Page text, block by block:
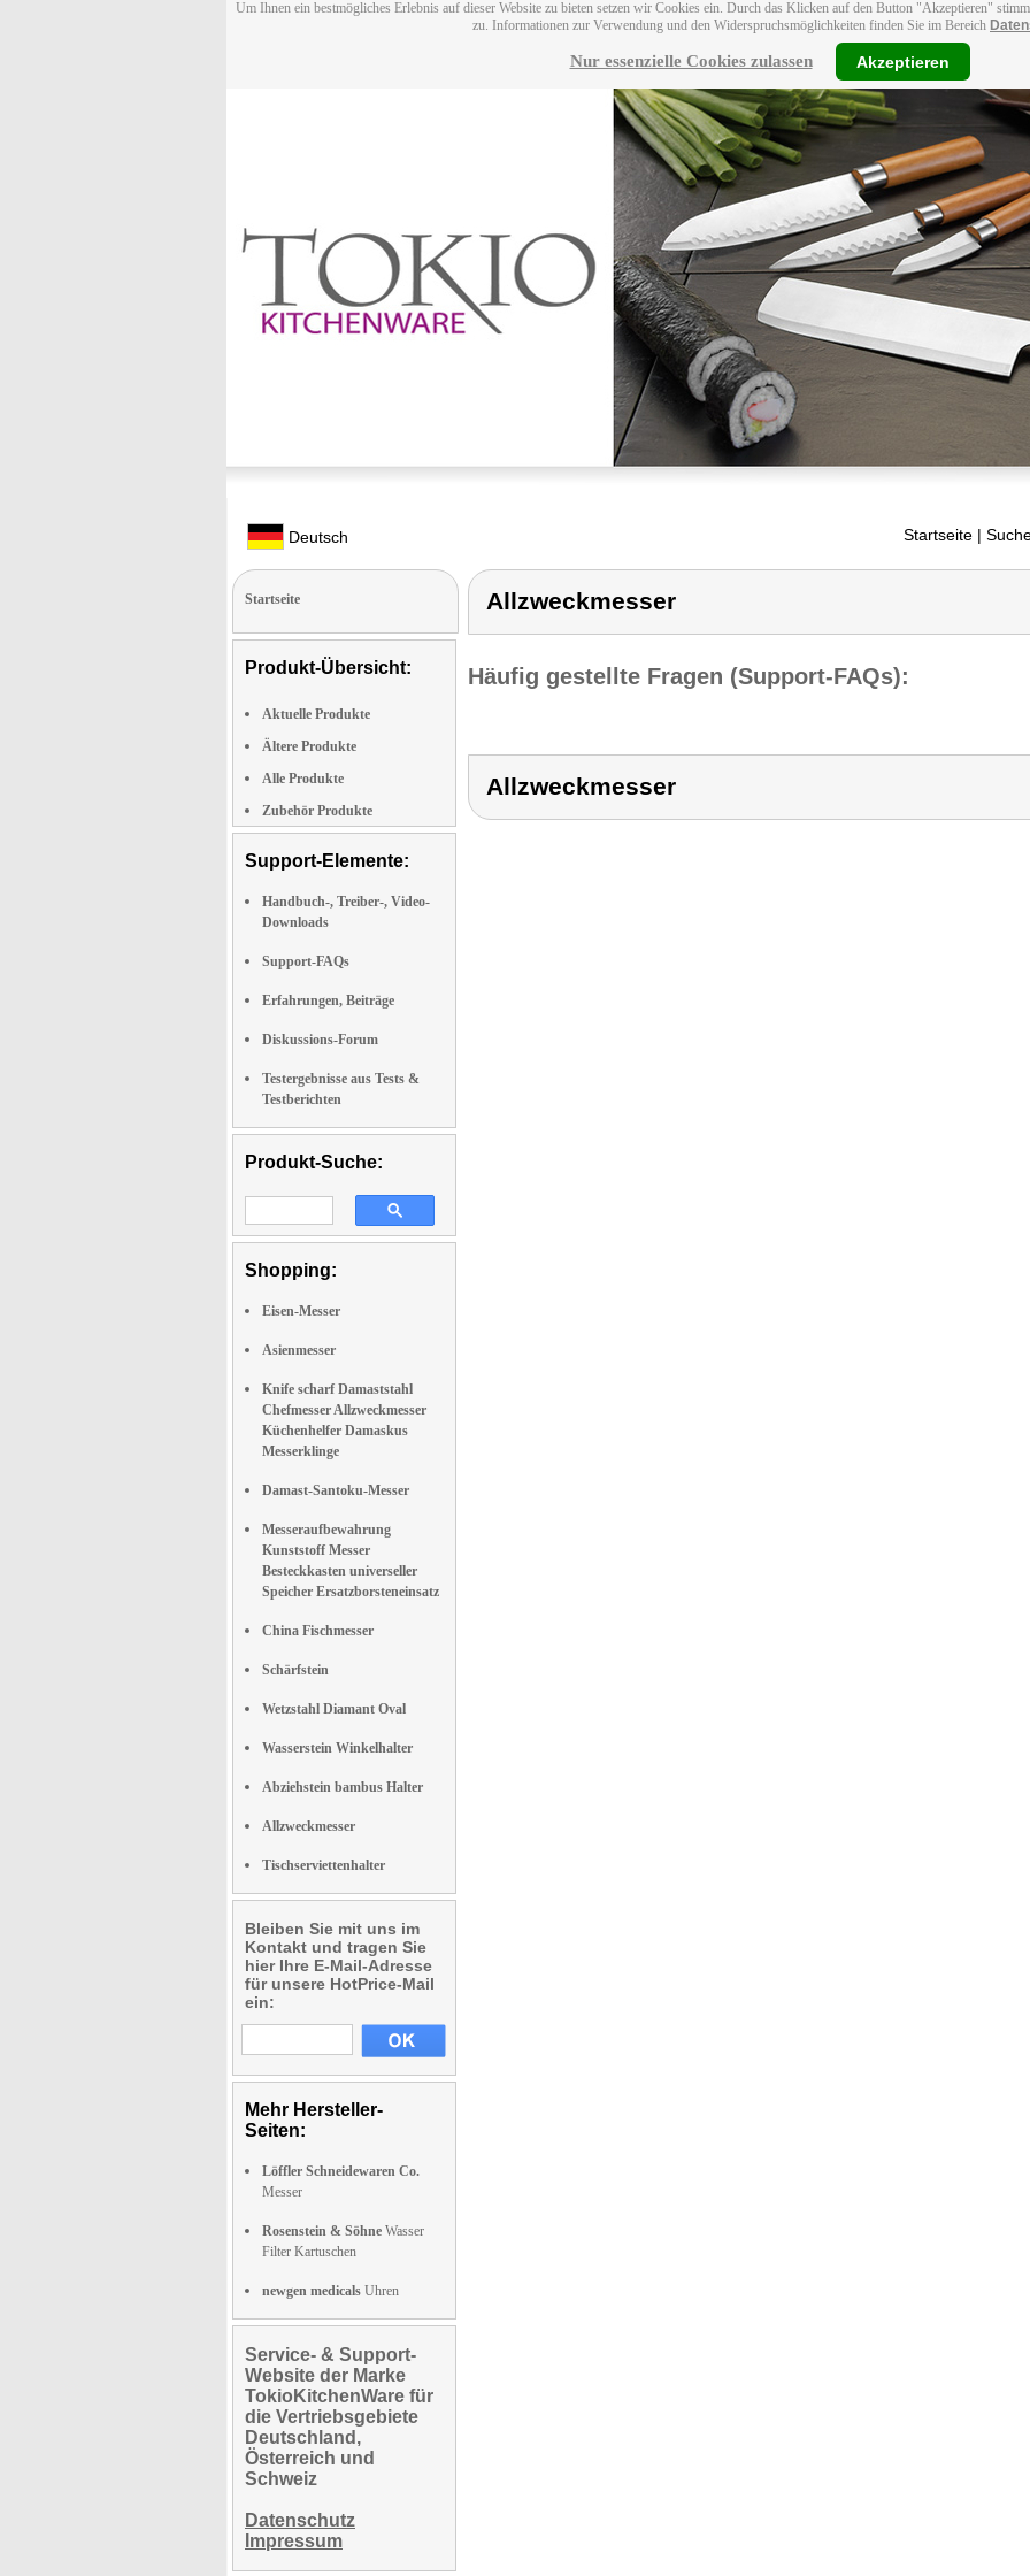
Um Ihnen ein bestmögliches Erlebnis auf dieser Website zu bieten setzen wir Cookies ein. Durch das Klicken auf den Button "Akzeptieren"
zu. Informationen zur Verwendung und den Widerspruchsmöglichkeiten finden Sie im Bereich
Nur essenzielle Cookies zulassen Akzeptieren
Deutsch Startseite |
Startseite
Produkt-Übersicht:
Aktuelle Produkte
Ältere Produkte
Alle Produkte
Zubehör Produkte
Support-Elemente:
Handbuch-, Treiber-, Video-
Downloads
Support-FAQs
Erfahrungen, Beiträge
Diskussions-Forum
Testergebnisse aus Tests &
Testberichten
Produkt-Suche:
Shopping:
Eisen-Messer
Asienmesser
Knife scharf Damaststahl
Chefmesser Allzweckmesser
Küchenhelfer Damaskus
Messerklinge
Damast-Santoku-Messer
Messeraufbewahrung
Kunststoff Messer
Besteckkasten universeller
Speicher Ersatzborsteneinsatz
China Fischmesser
Schärfstein
Wetzstahl Diamant Oval
Wasserstein Winkelhalter
Abziehstein bambus Halter
Allzweckmesser
Tischserviettenhalter
Bleiben Sie mit uns im
Kontakt und tragen Sie
hier Ihre E-Mail-Adresse
für unsere HotPrice-Mail
ein:
Mehr Hersteller-
Seiten:
Löffler Schneidewaren Co.
Messer
Rosenstein & Söhne Wasser
Filter Kartuschen
newgen medicals Uhren
Service- & Support-
Website der Marke
TokioKitchenWare für
die Vertriebsgebiete
Deutschland,
Österreich und
Schweiz
Datenschutz
Impressum
Allzweckmesser
Häufig gestellte Fragen (Support-FAQs):
Allzweckmesser